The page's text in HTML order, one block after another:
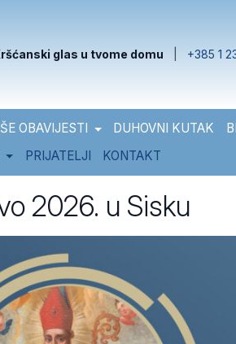
glas u tvome domu +385 1
OBAVIJESTI DUHOVNI KUTAK
PRIJATELJI KONTAKT
2026. u Sisku